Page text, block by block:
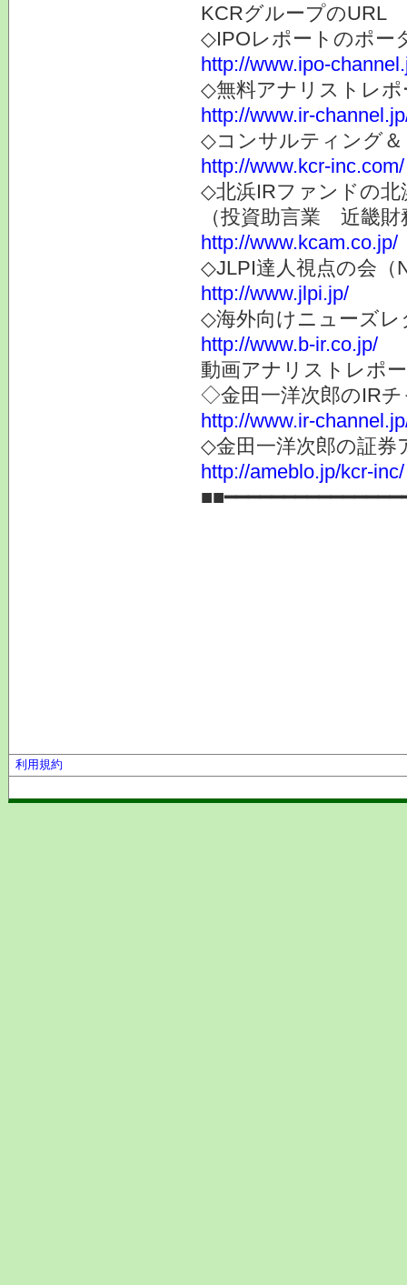
KCRグループのURL
◇IPOレポートのポー
http://www.ipo-
◇無料アナリストレ
http://www.ir-
◇コンサルティング＆
http://www.kcr-inc.com/
◇北浜IRファンドの北
（投資助言業 近畿財
http://www.kcam.co.jp/
◇JLPI達人視点の会（
http://www.jlpi.jp/
◇海外向けニューズレ
http://www.b-ir.co.jp/
動画アナリストレポ
◇金田一洋次郎のIR
http://www.ir-
◇金田一洋次郎の証券
http://ameblo.jp/kcr-inc/
利用規約